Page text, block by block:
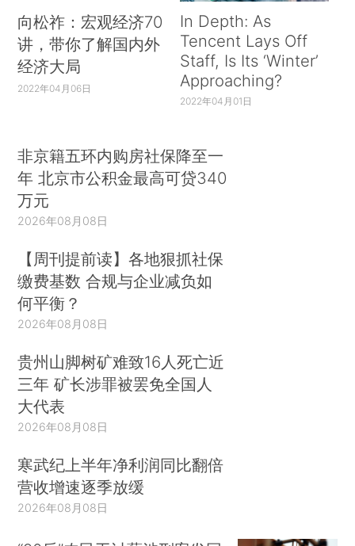
向松祚：宏观经济70
讲，带你了解国内外
经济大局
2022年04月06日
In Depth: As
Tencent Lays Off
Staff, Is Its ‘Winter’
Approaching?
2022年04月01日
非京籍五环内购房社保降至一
年 北京市公积金最高可贷340
万元
2026年08月08日
【周刊提前读】各地狠抓社保
缴费基数 合规与企业减负如
何平衡？
2026年08月08日
贵州山脚树矿难致16人死亡近
三年 矿长涉罪被罢免全国人
大代表
2026年08月08日
寒武纪上半年净利润同比翻倍
营收增速逐季放缓
2026年08月08日